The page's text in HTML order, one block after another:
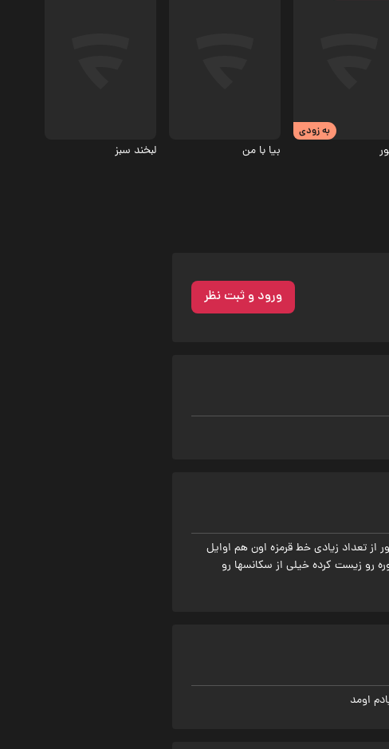
به زودی
بیا با من لبخند سبز
ورود و ثبت نظر
از تعداد زیادی خط قرمزه اون هم اوایل
رو زیست کرده خیلی از سکانسها رو